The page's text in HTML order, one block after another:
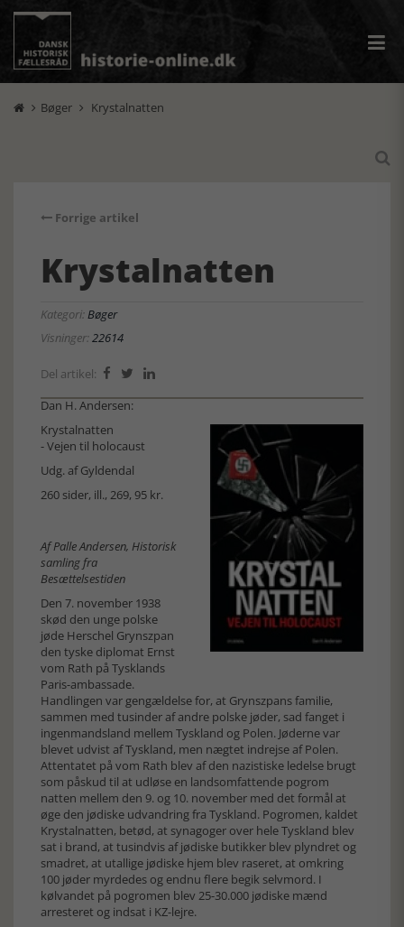
 Bøger  Krystalnatten

Forrige artikel
Krystalnatten
Kategori:Bøger
Visninger:22614
Del artikel:   
Dan H. Andersen:
Krystalnatten
- Vejen til holocaust
Udg. af Gyldendal
260 sider, ill., 269, 95 kr.
Af Palle Andersen, Historisk
samling fra
Besættelsestiden
Den 7. november 1938
skød den unge polske
jøde Herschel Grynszpan
den tyske diplomat Ernst
vom Rath på Tysklands
Paris-ambassade.
Handlingen var gengældelse for, at Grynszpans familie,
sammen med tusinder af andre polske jøder, sad fanget i
ingenmandsland mellem Tyskland og Polen. Jøderne var
blevet udvist af Tyskland, men nægtet indrejse af Polen.
Attentatet på vom Rath blev af den nazistiske ledelse brugt
som påskud til at udløse en landsomfattende pogrom
natten mellem den 9. og 10. november med det formål at
øge den jødiske udvandring fra Tyskland. Pogromen, kaldet
Krystalnatten, betød, at synagoger over hele Tyskland blev
sat i brand, at tusindvis af jødiske butikker blev plyndret og
smadret, at utallige jødiske hjem blev raseret, at omkring
100 jøder myrdedes og endnu flere begik selvmord. I
kølvandet på pogromen blev 25-30.000 jødiske mænd
arresteret og indsat i KZ-lejre.